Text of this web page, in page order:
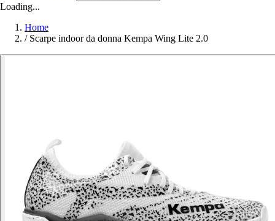
Loading...
Home
/ Scarpe indoor da donna Kempa Wing Lite 2.0